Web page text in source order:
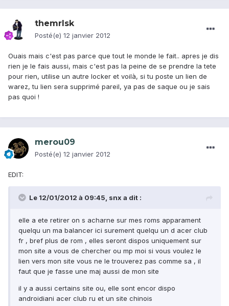
themrlsk
Posté(e) 12 janvier 2012
Ouais mais c'est pas parce que tout le monde le fait.. apres je dis
rien je le fais aussi, mais c'est pas la peine de se prendre la tete
pour rien, utilise un autre locker et voilà, si tu poste un lien de
warez, tu lien sera supprimé pareil, ya pas de saque ou je sais
pas quoi !
merou09
Posté(e) 12 janvier 2012
EDIT:
Le 12/01/2012 à 09:45, snx a dit :
elle a ete retirer on s acharne sur mes roms apparament
quelqu un ma balancer ici surement quelqu un d acer club
fr , bref plus de rom , elles seront dispos uniquement sur
mon site a vous de chercher ou mp moi si vous voulez le
lien vers mon site vous ne le trouverez pas comme sa , il
faut que je fasse une maj aussi de mon site
il y a aussi certains site ou, elle sont encor dispo
androidiani acer club ru et un site chinois